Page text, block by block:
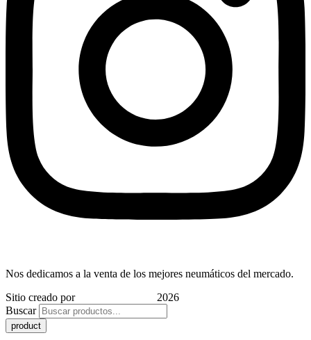
Nos dedicamos a la venta de los mejores neumáticos del mercado.
Sitio creado por
2026
Buscar